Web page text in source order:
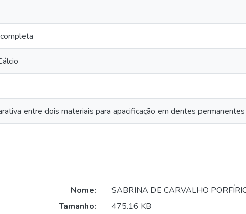
entre dois materiais para apacificação em dentes
Nome:
SABRINA DE CARVALHO
Tamanho:
475.16 KB